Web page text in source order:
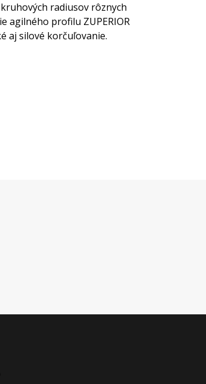
radiusov rôznych
agilného profilu ZUPERIOR
aj silové korčuľovanie.